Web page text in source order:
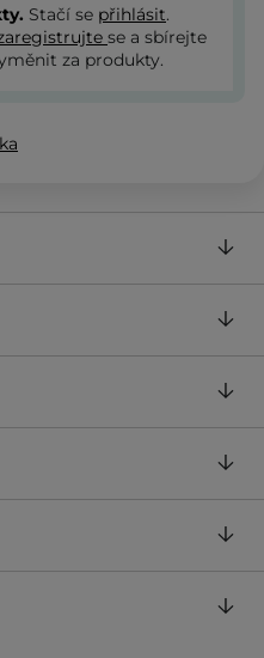
Stačí se přihlásit.
se a sbírejte
za produkty.